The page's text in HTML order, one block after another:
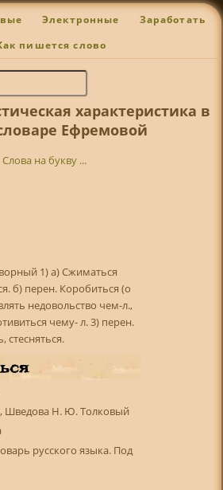
Электронные Заработать
пишется слово
характеристика в
Ефремовой
Слова на букву ...
1) а) Сжиматься
б) перен. Коробиться (о
недовольство чем-л.,
чему- л. 3) перен.
стесняться.
Шведова Н. Ю. Толковый
русского языка. Под